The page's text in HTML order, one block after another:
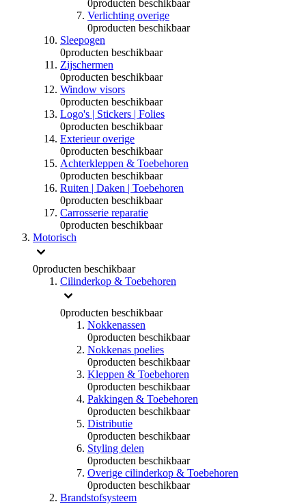
0producten beschikbaar
Verlichting overige
0producten beschikbaar
Sleepogen
0producten beschikbaar
Zijschermen
0producten beschikbaar
Window visors
0producten beschikbaar
Logo's | Stickers | Folies
0producten beschikbaar
Exterieur overige
0producten beschikbaar
Achterkleppen & Toebehoren
0producten beschikbaar
Ruiten | Daken | Toebehoren
0producten beschikbaar
Carrosserie reparatie
0producten beschikbaar
Motorisch
0producten beschikbaar
Cilinderkop & Toebehoren
0producten beschikbaar
Nokkenassen
0producten beschikbaar
Nokkenas poelies
0producten beschikbaar
Kleppen & Toebehoren
0producten beschikbaar
Pakkingen & Toebehoren
0producten beschikbaar
Distributie
0producten beschikbaar
Styling delen
0producten beschikbaar
Overige cilinderkop & Toebehoren
0producten beschikbaar
Brandstofsysteem